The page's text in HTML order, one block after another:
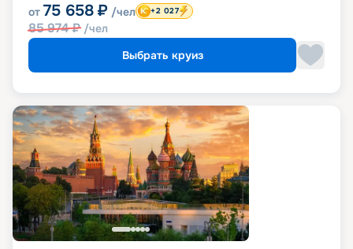
от 75 658 ₽ /чел
85 974₽ /чел
+2 027
Выбрать круиз